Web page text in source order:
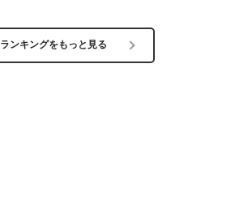
ランキングをもっと見る